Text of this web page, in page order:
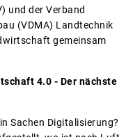
und der Verband
(VDMA) Landtechnik
gemeinsam
4.0 - Der nächste
Sachen Digitalisierung?